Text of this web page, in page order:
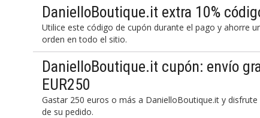
DanielloBoutique.it extra 10%
Utilice este código de cupón durante el pago y ahorre
orden en todo el sitio.
DanielloBoutique.it cupón: envío
EUR250
Gastar 250 euros o más a DanielloBoutique.it y
de su pedido.